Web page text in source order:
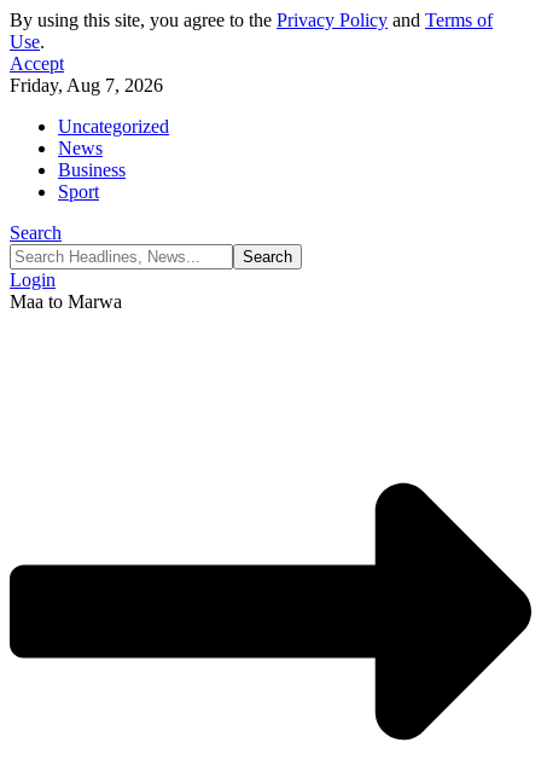
By using this site, you agree to the Privacy Policy and Terms of
Use.
Accept
Friday, Aug 7, 2026
Uncategorized
News
Business
Sport
Search
Login
Maa to Marwa